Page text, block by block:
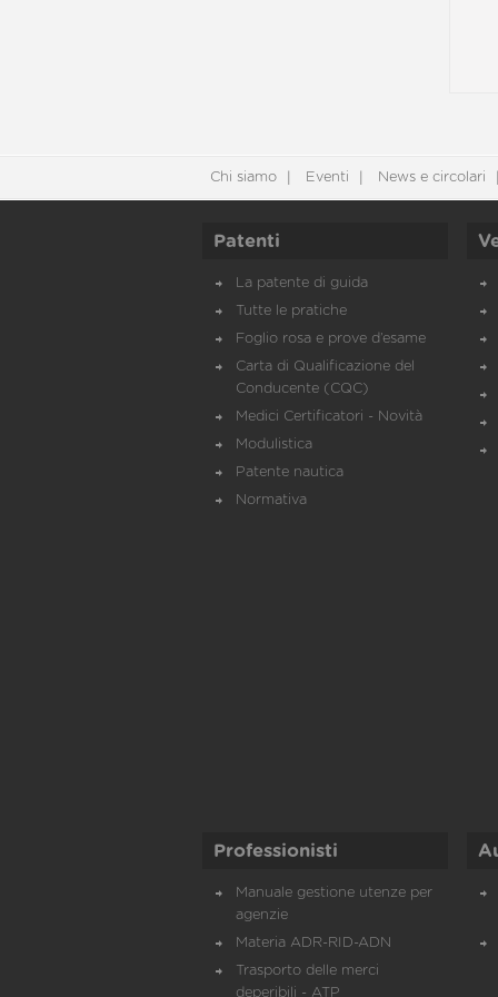
Chi siamo Eventi News e circolari
Patenti
La patente di guida
Tutte le pratiche
Foglio rosa e prove d’esame
Carta di Qualificazione del
Conducente (CQC)
Medici Certificatori - Novità
Modulistica
Patente nautica
Normativa
Professionisti
Manuale gestione utenze per
agenzie
Materia ADR-RID-ADN
Trasporto delle merci
deperibili - ATP